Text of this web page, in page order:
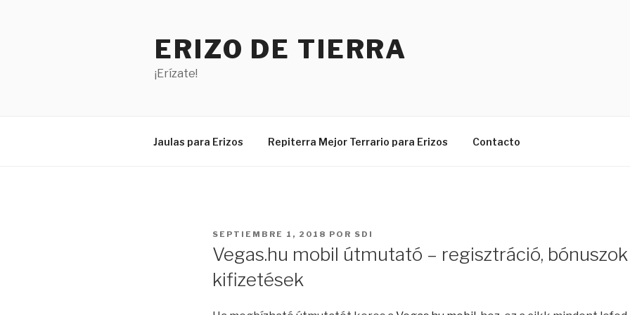
ERIZO DE TIERRA
¡Erízate!
Jaulas para Erizos Repiterra Mejor Terrario para Erizos Contacto
PUBLICADO
SEPTIEMBRE 1, 2018 POR SDI
Vegas.hu mobil útmutató – regisztráció,
kifizetések